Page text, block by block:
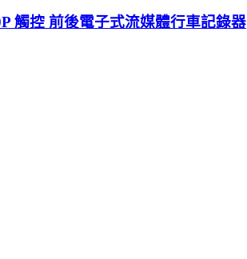
觸控 前後電子式流媒體行車記錄器